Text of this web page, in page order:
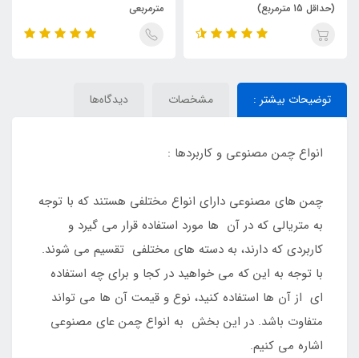
(حداقل 15 مترمربع)
مترمربعی
توضیحات بیشتر : مشخصات دیدگاه‌ها
انواع چمن مصنوعی و کاربردها :
چمن های مصنوعی دارای انواع مختلفی هستند که با توجه
به متریالی که در آن ها مورد استفاده قرار می گیرد و
کاربردی که دارند، به دسته های مختلفی تقسیم می شوند.
با توجه به این که می خواهید در کجا و برای چه استفاده
ای از آن ها استفاده کنید، نوع و قیمت آن ها می تواند
متفاوت باشد. در این بخش به انواع چمن عای مصنوعی
اشاره می کنیم.